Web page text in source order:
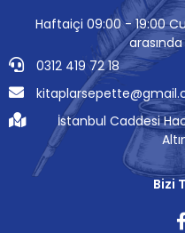
Haftaiçi 09:00 - 19:00
0312 419 72 18
İstanbul Caddesi
Bizi